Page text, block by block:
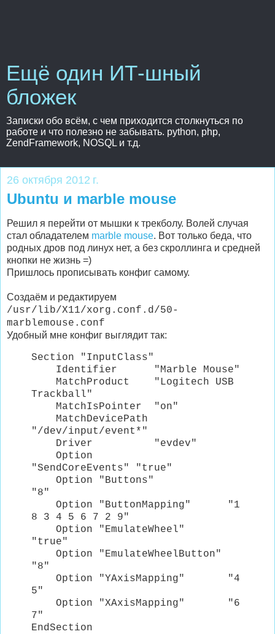
Ещё один ИТ-шный
бложек
Записки обо всём, с чем приходится столкнуться по
работе и что полезно не забывать. python, php,
ZendFramework, NOSQL и т.д.
26 октября 2012 г.
Ubuntu и marble mouse
Решил я перейти от мышки к трекболу. Волей случая
стал обладателем marble mouse. Вот только беда, что
родных дров под линух нет, а без скроллинга и средней
кнопки не жизнь =)
Пришлось прописывать конфиг самому.
Создаём и редактируем
/usr/lib/X11/xorg.conf.d/50-
marblemouse.conf
Удобный мне конфиг выглядит так:
Section "InputClass"
Identifier "Marble Mouse"
MatchProduct "Logitech USB
Trackball"
MatchIsPointer "on"
MatchDevicePath
"/dev/input/event*"
Driver "evdev"
Option
"SendCoreEvents" "true"
Option "Buttons"
"8"
Option "ButtonMapping" "1
8 3 4 5 6 7 2 9"
Option "EmulateWheel"
"true"
Option "EmulateWheelButton"
"8"
Option "YAxisMapping" "4
5"
Option "XAxisMapping" "6
7"
EndSection